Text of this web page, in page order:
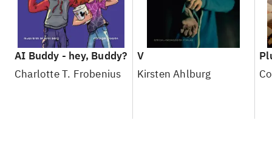
AI Buddy - hey, Buddy?
Charlotte T. Frobenius
V
Kirsten Ahlburg